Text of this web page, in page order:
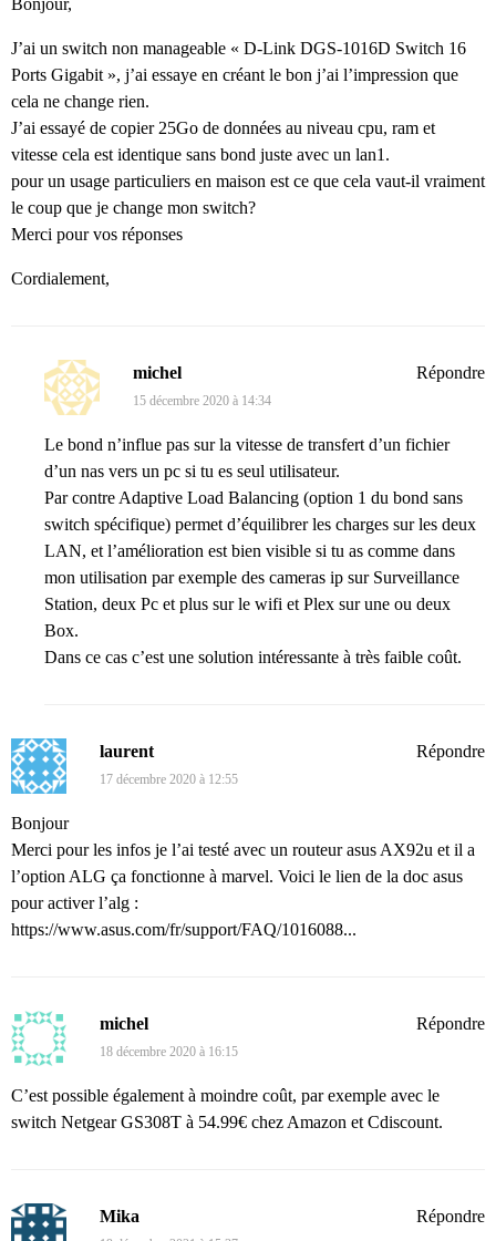
Bonjour,
J’ai un switch non manageable « D-Link DGS-1016D Switch 16
Ports Gigabit », j’ai essaye en créant le bon j’ai l’impression que
cela ne change rien.
J’ai essayé de copier 25Go de données au niveau cpu, ram et
vitesse cela est identique sans bond juste avec un lan1.
pour un usage particuliers en maison est ce que cela vaut-il vraiment
le coup que je change mon switch?
Merci pour vos réponses
Cordialement,
michel
15 décembre 2020 à 14:34
Le bond n’influe pas sur la vitesse de transfert d’un fichier
d’un nas vers un pc si tu es seul utilisateur.
Par contre Adaptive Load Balancing (option 1 du bond sans
switch spécifique) permet d’équilibrer les charges sur les deux
LAN, et l’amélioration est bien visible si tu as comme dans
mon utilisation par exemple des cameras ip sur Surveillance
Station, deux Pc et plus sur le wifi et Plex sur une ou deux
Box.
Dans ce cas c’est une solution intéressante à très faible coût.
Répondre
laurent
17 décembre 2020 à 12:55
Bonjour
Merci pour les infos je l’ai testé avec un routeur asus AX92u et il a
l’option ALG ça fonctionne à marvel. Voici le lien de la doc asus
pour activer l’alg :
https://www.asus.com/fr/support/FAQ/1016088...
Répondre
michel
18 décembre 2020 à 16:15
C’est possible également à moindre coût, par exemple avec le
switch Netgear GS308T à 54.99€ chez Amazon et Cdiscount.
Répondre
Mika Répondre